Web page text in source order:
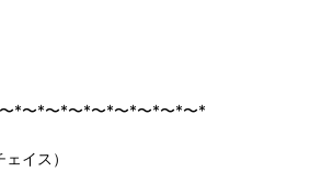
*〜*〜*〜*〜*〜*〜*〜*〜*
イス）